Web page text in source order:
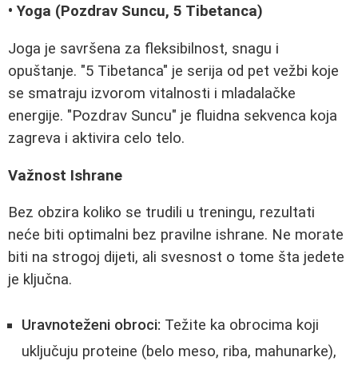
• Yoga (Pozdrav Suncu, 5 Tibetanca)
Joga je savršena za fleksibilnost, snagu i
opuštanje. "5 Tibetanca" je serija od pet vežbi koje
se smatraju izvorom vitalnosti i mladalačke
energije. "Pozdrav Suncu" je fluidna sekvenca koja
zagreva i aktivira celo telo.
Važnost Ishrane
Bez obzira koliko se trudili u treningu, rezultati
neće biti optimalni bez pravilne ishrane. Ne morate
biti na strogoj dijeti, ali svesnost o tome šta jedete
je ključna.
Uravnoteženi obroci: Težite ka obrocima koji
uključuju proteine (belo meso, riba, mahunarke),